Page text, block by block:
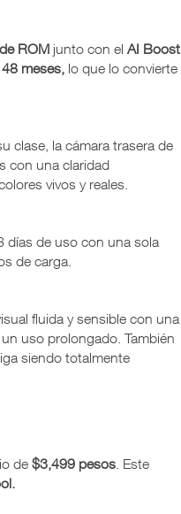
ROM junto con el AI Boost
meses, lo que lo convierte
clase, la cámara trasera de
con una claridad
vivos y reales.
días de uso con una sola
de carga.
fluida y sensible con una
uso prolongado. También
siendo totalmente
de $3,499 pesos . Este